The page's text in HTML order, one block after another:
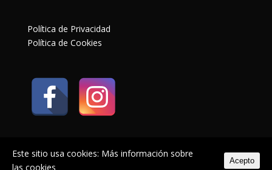
Política de Privacidad
Política de Cookies
Este sitio usa cookies: Más información sobre
las cookies
Acepto